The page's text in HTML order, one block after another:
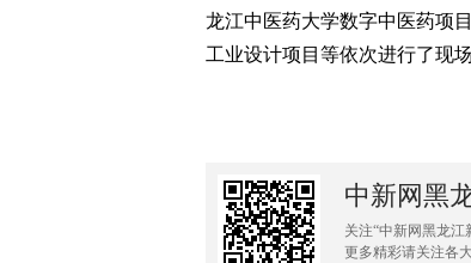
龙江中医药大学数字中医药项
工业设计项目等依次进行了现
中新网黑
关注“中新网黑龙江
更多精彩请关注各